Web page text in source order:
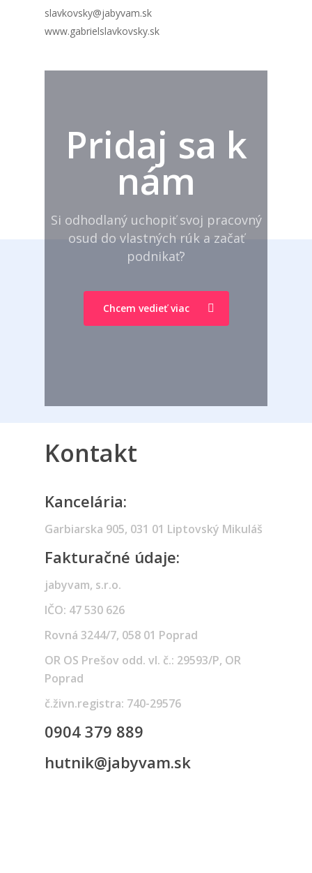
slavkovsky@jabyvam.sk
www.gabrielslavkovsky.sk
Pridaj sa k
nám
Si odhodlaný uchopiť svoj pracovný
osud do vlastných rúk a začať
podnikať?
Chcem vedieť viac
Kontakt
Kancelária:
Garbiarska 905, 031 01 Liptovský Mikuláš
Fakturačné údaje:
jabyvam, s.r.o.
IČO: 47 530 626
Rovná 3244/7, 058 01 Poprad
OR OS Prešov odd. vl. č.: 29593/P, OR
Poprad
č.živn.registra: 740-29576
0904 379 889
hutnik@jabyvam.sk